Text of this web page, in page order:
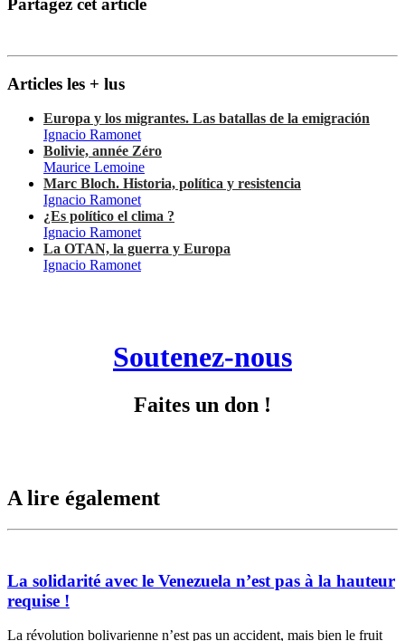
Partagez cet article
Articles les + lus
Europa y los migrantes. Las batallas de la emigración
Ignacio Ramonet
Bolivie, année Zéro
Maurice Lemoine
Marc Bloch. Historia, política y resistencia
Ignacio Ramonet
¿Es político el clima ?
Ignacio Ramonet
La OTAN, la guerra y Europa
Ignacio Ramonet
Soutenez-nous
Faites un don !
A lire également
La solidarité avec le Venezuela n’est pas à la hauteur
requise !
La révolution bolivarienne n’est pas un accident, mais bien le fruit